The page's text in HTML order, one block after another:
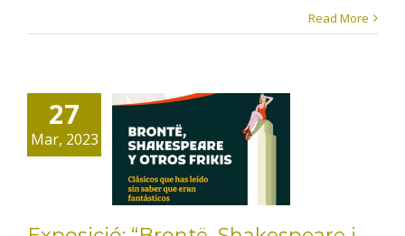
Read More
27
Mar, 2023
Exposició:
Shakespeare
i altres frikis,
clàssics que
has llegit
sense saber